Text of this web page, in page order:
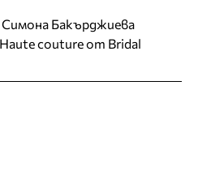
Бакърджиева
couture от Bridal